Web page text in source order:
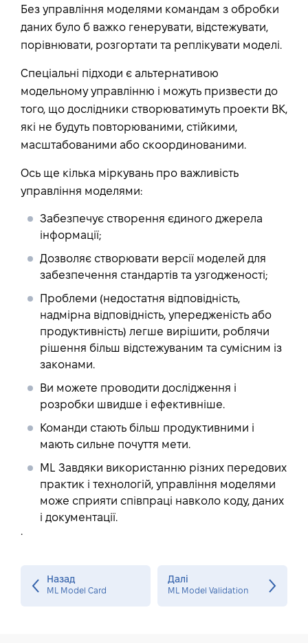
Без управління моделями командам з обробки
даних було б важко генерувати, відстежувати,
порівнювати, розгортати та реплікувати моделі.
Спеціальні підходи є альтернативою
модельному управлінню і можуть призвести до
того, що дослідники створюватимуть проекти ВК,
які не будуть повторюваними, стійкими,
масштабованими або скоординованими.
Ось ще кілька міркувань про важливість
управління моделями:
Забезпечує створення єдиного джерела
інформації;
Дозволяє створювати версії моделей для
забезпечення стандартів та узгодженості;
Проблеми (недостатня відповідність,
надмірна відповідність, упередженість або
продуктивність) легше вирішити, роблячи
рішення більш відстежуваним та сумісним із
законами.
Ви можете проводити дослідження і
розробки швидше і ефективніше.
Команди стають більш продуктивними і
мають сильне почуття мети.
ML Завдяки використанню різних передових
практик і технологій, управління моделями
може сприяти співпраці навколо коду, даних
і документації.
.
Назад
ML Model Card
Далі
ML Model Validation